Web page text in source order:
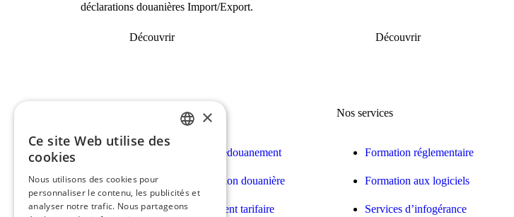
déclarations douanières Import/Export.
Découvrir Découvrir
Nos solutions
Avant dédouanement
Déclaration douanière
Classement tarifaire
Nos services
Formation réglementaire
Formation aux logiciels
Services d’infogérance
×
Ce site Web utilise des
cookies
Nous utilisons des cookies pour
personnaliser le contenu, les publicités et
analyser notre trafic. Nous partageons